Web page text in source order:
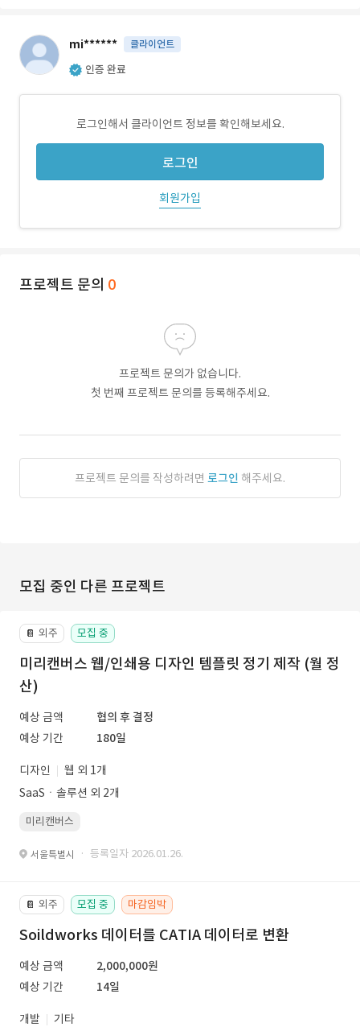
mi****** 클라이언트
인증 완료
로그인해서 클라이언트 정보를 확인해보세요.
로그인
회원가입
프로젝트 문의 0
프로젝트 문의가 없습니다.
첫 번째 프로젝트 문의를 등록해주세요.
프로젝트 문의를 작성하려면 로그인 해주세요.
모집 중인 다른 프로젝트
📔 외주 모집 중
미리캔버스 웹/인쇄용 디자인 템플릿 정기 제작 (월 정
산)
예상 금액
협의 후 결정
예상 기간
180일
디자인
웹 외 1개
SaaSㆍ솔루션 외 2개
미리캔버스
서울특별시 · 등록일자 2026.01.26.
📔 외주 모집 중 마감임박
Soildworks 데이터를 CATIA 데이터로 변환
예상 금액
2,000,000원
예상 기간
14일
개발
기타